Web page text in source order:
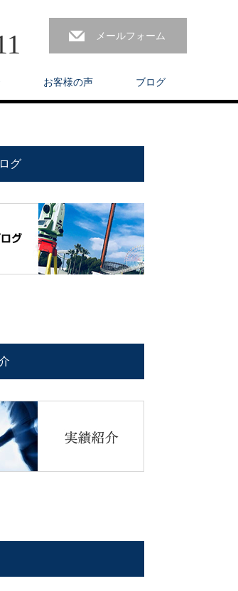
メールフォーム
お客様の声 ブログ
グ